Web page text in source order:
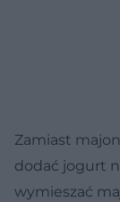
Zamiast
dodać jogurt
wymieszać